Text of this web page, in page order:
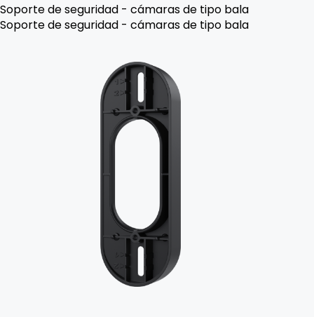
Soporte de seguridad - cámaras de tipo bala
Soporte de seguridad - cámaras de tipo bala